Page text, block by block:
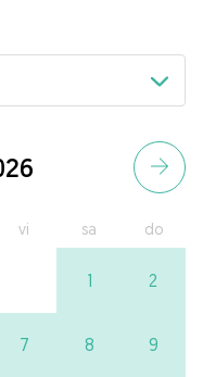
vi sa do
1 2
7 8 9